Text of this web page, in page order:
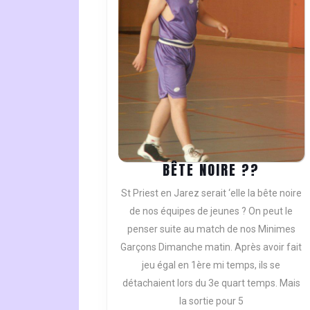
BÊTE NOIRE ??BÊTE
NOIRE
??
St Priest en Jarez serait ‘elle la bête noire
de nos équipes de jeunes ? On peut le
penser suite au match de nos Minimes
Garçons Dimanche matin. Après avoir fait
jeu égal en 1ère mi temps, ils se
détachaient lors du 3e quart temps. Mais
la sortie pour 5